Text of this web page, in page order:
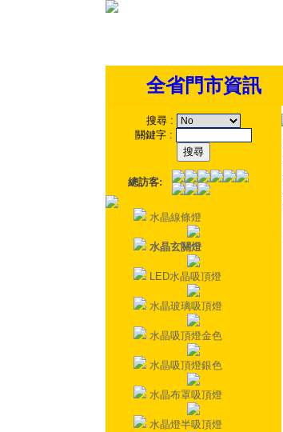
全省門市資訊
搜尋 :
關鍵字 :
總訪客:
水晶線條燈
水晶玄關燈
LED水晶吸頂燈
水晶玻璃吸頂燈
水晶吸頂燈金色
水晶吸頂燈銀色
水晶布罩吸頂燈
水晶燈半吸頂燈